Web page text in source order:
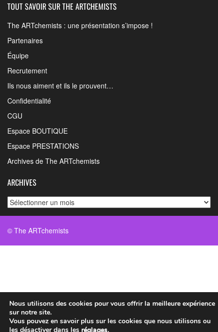
TOUT SAVOIR SUR THE ARTCHEMISTS
The ARTchemists : une présentation s’impose !
Partenaires
Équipe
Recrutement
Ils nous aiment et ils le prouvent…
Confidentialité
CGU
Espace BOUTIQUE
Espace PRESTATIONS
Archives de The ARTchemists
ARCHIVES
Archives
© The ARTchemists
Nous utilisons des cookies pour vous offrir la meilleure expérience
sur notre site.
Vous pouvez en savoir plus sur les cookies que nous utilisons ou
les désactiver dans les réglages.